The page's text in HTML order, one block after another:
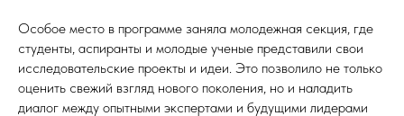
Особое место в программе заняла молодежная секция, где
студенты, аспиранты и молодые ученые представили свои
исследовательские проекты и идеи. Это позволило не только
оценить свежий взгляд нового поколения, но и наладить
диалог между опытными экспертами и будущими лидерами